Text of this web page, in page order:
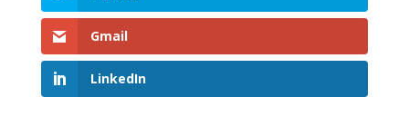
Gmail
LinkedIn